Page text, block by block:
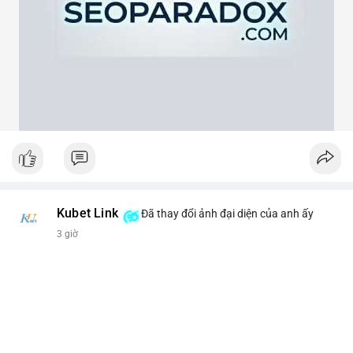
theo cảm xúc, hãy đặt lệnh dựa trên vùng hỗ trợ và kháng cự rõ
Kubet Link Đã thay đổi ảnh đại diện của anh ấy
3 giờ